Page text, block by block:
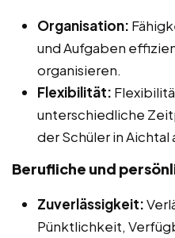
Organisation:
und Aufgaben
organisieren.
Flexibilität:
unterschiedliche
der Schüler in Aichtal
Berufliche und
Zuverlässigkeit:
Pünktlichkeit,